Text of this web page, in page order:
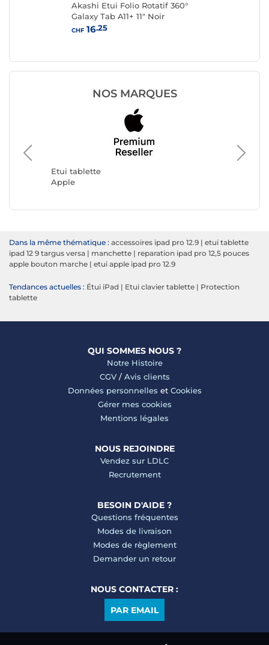
Akashi Etui Folio Rotatif 360°
Galaxy Tab A11+ 11" Noir
CHF16.25
NOS MARQUES
Etui tablette
Apple
Etui
Dans la même thématique : accessoires ipad pro 12.9 | etui tablette
ipad 12 9 targus versa | manchette | reparation ipad pro 12,5 pouces
apple bouton marche | etui apple ipad pro 12.9
Tendances actuelles : Étui iPad | Etui clavier tablette | Protection
tablette
QUI SOMMES NOUS ?
Notre Histoire
CGV/ Avis clients
Données personnelles et Cookies
Gérer mes cookies
Mentions légales
NOUS REJOINDRE
Vendez sur LDLC
Recrutement
BESOIN D'AIDE ?
Questions fréquentes
Modes de livraison
Modes de règlement
Demander un retour
NOUS CONTACTER :
PAR EMAIL